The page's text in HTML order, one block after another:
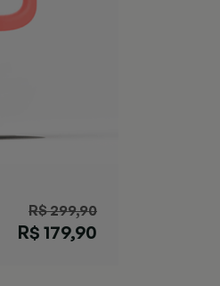
R$ 299,90
R$ 179,90